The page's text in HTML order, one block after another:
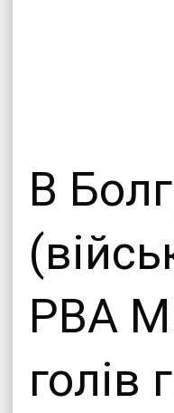
В
РВА
голів